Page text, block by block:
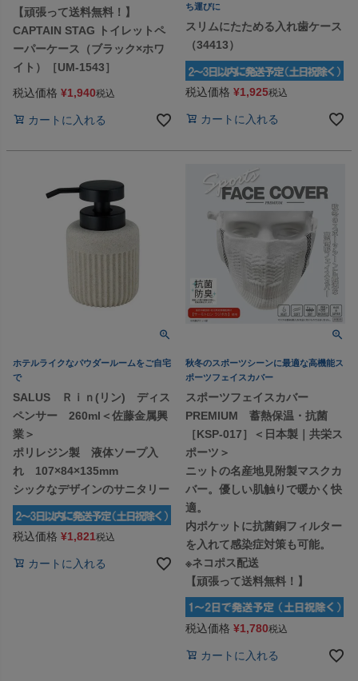
【頑張って送料無料！】
CAPTAIN STAG トイレットペ
ーパーケース（ブラック×ホワ
イト）［UM-1543］
税込価格 ¥1,940税込
カートに入れる
ち運びに
スリムにたためる入れ歯ケース
（34413）
税込価格 ¥1,925税込
カートに入れる
ホテルライクなパウダールームをご自宅
で
SALUS Ｒｉｎ(リン) ディス
ペンサー 260ml＜佐藤金属興
業＞
ポリレジン製 液体ソープ入
れ 107×84×135mm
シックなデザインのサニタリー
税込価格 ¥1,821税込
カートに入れる
秋冬のスポーツシーンに最適な高機能ス
ポーツフェイスカバー
スポーツフェイスカバー
PREMIUM 蓄熱保温・抗菌
［KSP-017］＜日本製｜共栄ス
ポーツ＞
ニットの名産地見附製マスクカ
バー。優しい肌触りで暖かく快
適。
内ポケットに抗菌銅フィルター
を入れて感染症対策も可能。
※ネコポス配送
【頑張って送料無料！】
税込価格 ¥1,780税込
カートに入れる